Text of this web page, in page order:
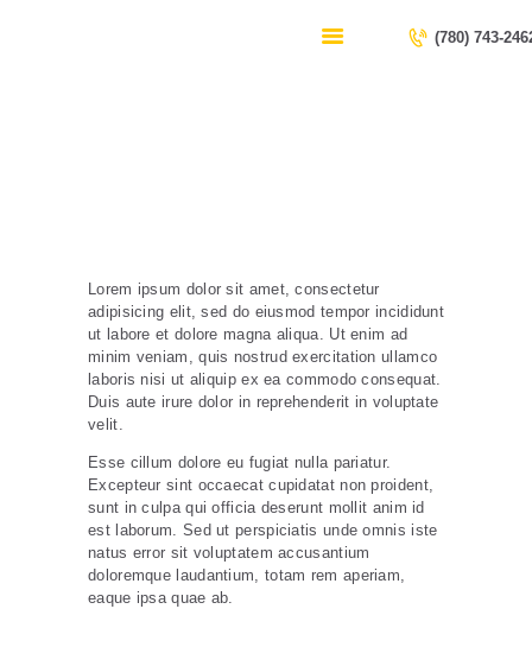
(780) 743-
Lorem ipsum dolor sit amet, consectetur
adipisicing elit, sed do eiusmod tempor incididunt
ut labore et dolore magna aliqua. Ut enim ad
minim veniam, quis nostrud exercitation ullamco
laboris nisi ut aliquip ex ea commodo consequat.
Duis aute irure dolor in reprehenderit in voluptate
velit.
Esse cillum dolore eu fugiat nulla pariatur.
Excepteur sint occaecat cupidatat non proident,
sunt in culpa qui officia deserunt mollit anim id
est laborum. Sed ut perspiciatis unde omnis iste
natus error sit voluptatem accusantium
doloremque laudantium, totam rem aperiam,
eaque ipsa quae ab.